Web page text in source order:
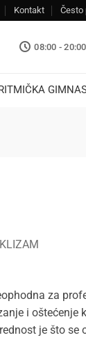
Kontakt Često
08:00 - 20:00
za
i oštećenje
je što se